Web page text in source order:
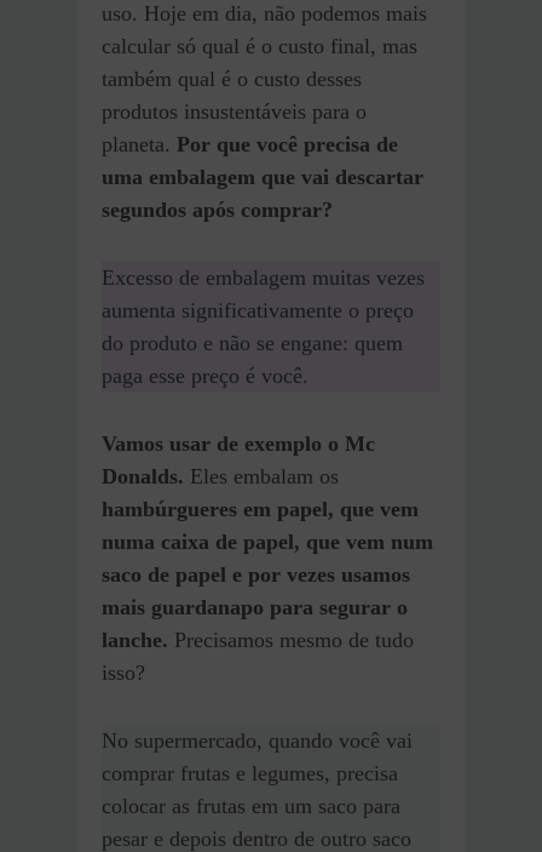
uso. Hoje em dia, não podemos mais
calcular só qual é o custo final, mas
também qual é o custo desses
produtos insustentáveis para o
planeta. Por que você precisa de
uma embalagem que vai descartar
segundos após comprar?
Excesso de embalagem muitas vezes
aumenta significativamente o preço
do produto e não se engane: quem
paga esse preço é você.
Vamos usar de exemplo o Mc
Donalds. Eles embalam os
hambúrgueres em papel, que vem
numa caixa de papel, que vem num
saco de papel e por vezes usamos
mais guardanapo para segurar o
lanche. Precisamos mesmo de tudo
isso?
No supermercado, quando você vai
comprar frutas e legumes, precisa
colocar as frutas em um saco para
pesar e depois dentro de outro saco